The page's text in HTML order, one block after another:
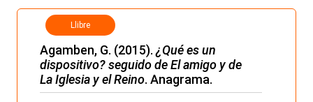
Llibre
Agamben, G. (2015). ¿Qué es un
dispositivo? seguido de El amigo y de
La Iglesia y el Reino. Anagrama.